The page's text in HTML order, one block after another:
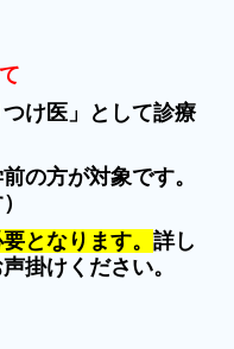
け医」として診療
の方が対象です。
となります。 詳し
掛けください。